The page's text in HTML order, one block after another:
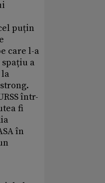
puțin
care l-a
a
într-
fi
în